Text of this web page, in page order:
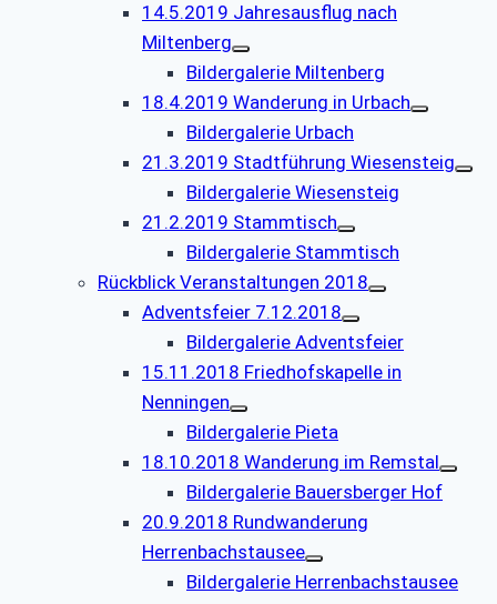
14.5.2019 Jahresausflug nach
Miltenberg
Bildergalerie Miltenberg
18.4.2019 Wanderung in Urbach
Bildergalerie Urbach
21.3.2019 Stadtführung Wiesensteig
Bildergalerie Wiesensteig
21.2.2019 Stammtisch
Bildergalerie Stammtisch
Rückblick Veranstaltungen 2018
Adventsfeier 7.12.2018
Bildergalerie Adventsfeier
15.11.2018 Friedhofskapelle in
Nenningen
Bildergalerie Pieta
18.10.2018 Wanderung im Remstal
Bildergalerie Bauersberger Hof
20.9.2018 Rundwanderung
Herrenbachstausee
Bildergalerie Herrenbachstausee